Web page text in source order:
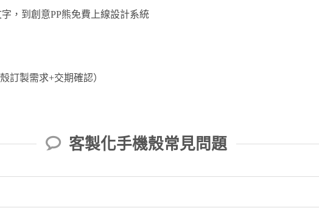
，到創意PP熊免費上線設計系統
訂製需求+交期確認）
客製化手機殼常見問題